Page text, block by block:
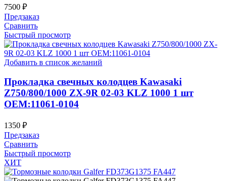
7500 ₽
Предзаказ
Сравнить
Быстрый просмотр
Добавить в список желаний
Прокладка свечных колодцев Kawasaki
Z750/800/1000 ZX-9R 02-03 KLZ 1000 1 шт
OEM:11061-0104
1350 ₽
Предзаказ
Сравнить
Быстрый просмотр
ХИТ